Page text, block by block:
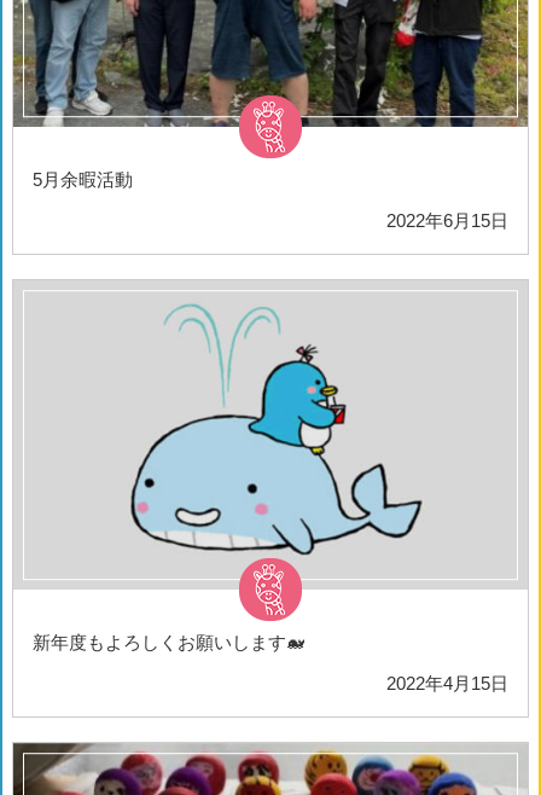
5月余暇活動
2022年6月15日
新年度もよろしくお願いします🐋
2022年4月15日